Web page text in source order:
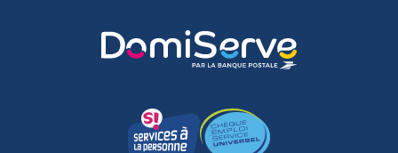
Domiserve
services à la personne
chèque emploi service